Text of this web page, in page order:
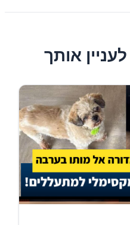
אותך